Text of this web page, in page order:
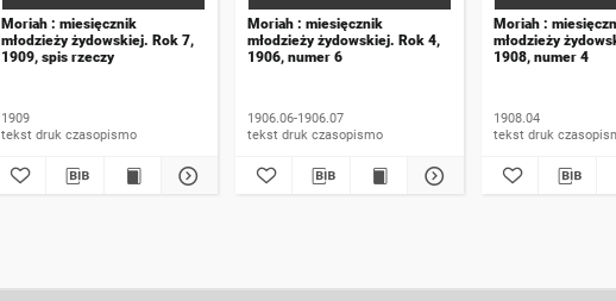
Moriah : miesięcznik
młodzieży żydowskiej. Rok 7,
1909, spis rzeczy
1909
tekst druk czasopismo
Moriah : miesięcznik
młodzieży żydowskiej. Rok 4,
1906, numer 6
1906.06-1906.07
tekst druk czasopismo
Moriah :
młodzieży
1908, numer 4
1908.04
tekst druk